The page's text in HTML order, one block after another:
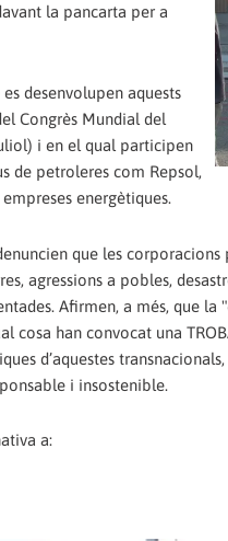
la pancarta per a
es desenvolupen aquests
Congrès Mundial del
i en el qual participen
de petroleres com Repsol,
empreses energètiques.
que les
agressions a pobles,
Afirmen, a més, que
han convocat una
d’aquestes
i insostenible.
a: